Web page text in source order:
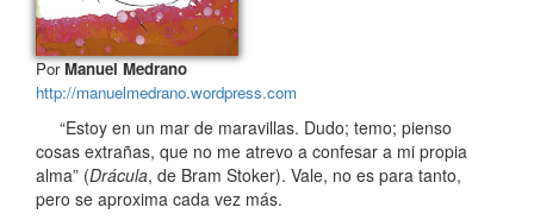
PorManuel Medrano
http://manuelmedrano.wordpress.com
“Estoy en un mar de maravillas. Dudo; temo; pienso
cosas extrañas, que no me atrevo a confesar a mi propia
alma” (Drácula, de Bram Stoker). Vale, no es para tanto,
pero se aproxima cada vez más.